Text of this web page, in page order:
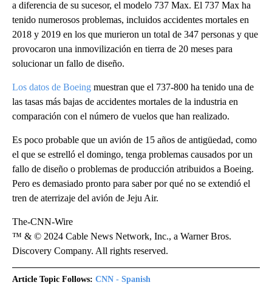
a diferencia de su sucesor, el modelo 737 Max. El 737 Max ha
tenido numerosos problemas, incluidos accidentes mortales en
2018 y 2019 en los que murieron un total de 347 personas y que
provocaron una inmovilización en tierra de 20 meses para
solucionar un fallo de diseño.
Los datos de Boeing muestran que el 737-800 ha tenido una de
las tasas más bajas de accidentes mortales de la industria en
comparación con el número de vuelos que han realizado.
Es poco probable que un avión de 15 años de antigüedad, como
el que se estrelló el domingo, tenga problemas causados por un
fallo de diseño o problemas de producción atribuidos a Boeing.
Pero es demasiado pronto para saber por qué no se extendió el
tren de aterrizaje del avión de Jeju Air.
The-CNN-Wire
™ & © 2024 Cable News Network, Inc., a Warner Bros.
Discovery Company. All rights reserved.
Article Topic Follows: CNN - Spanish